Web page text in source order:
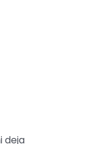
deja